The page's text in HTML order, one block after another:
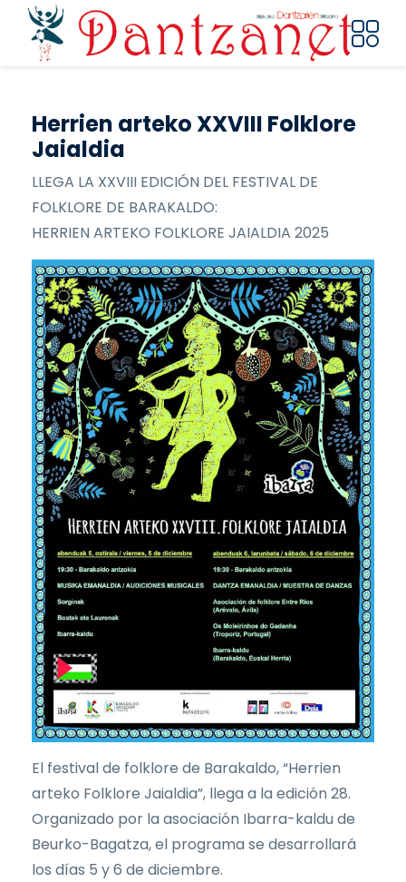
Pasar al contenido principal
Herrien arteko XXVIII Folklore
Jaialdia
LLEGA LA XXVIII EDICIÓN DEL FESTIVAL DE
FOLKLORE DE BARAKALDO:
HERRIEN ARTEKO FOLKLORE JAIALDIA 2025
El festival de folklore de Barakaldo, “Herrien
arteko Folklore Jaialdia”, llega a la edición 28.
Organizado por la asociación Ibarra-kaldu de
Beurko-Bagatza, el programa se desarrollará
los días 5 y 6 de diciembre.